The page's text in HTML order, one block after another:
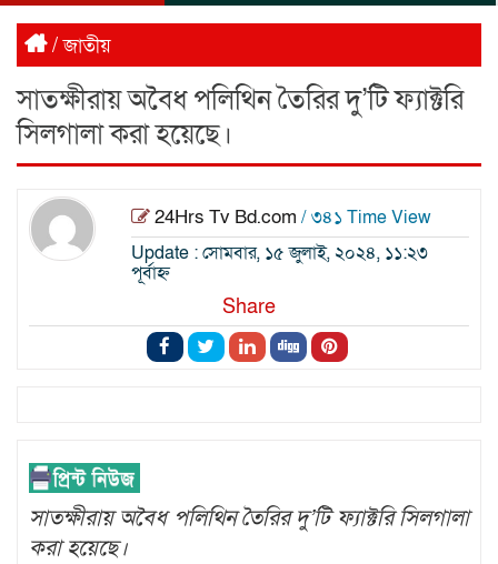
/জাতীয়
সাতক্ষীরায় অবৈধ পলিথিন তৈরির দু’টি ফ্যাক্টরি
সিলগালা করা হয়েছে।
24Hrs Tv Bd.com / ৩৪১ Time View
Update : সোমবার, ১৫ জুলাই, ২০২৪, ১১:২৩
পূর্বাহ্ন
Share
সাতক্ষীরায় অবৈধ পলিথিন তৈরির দু’টি ফ্যাক্টরি সিলগালা
করা হয়েছে।